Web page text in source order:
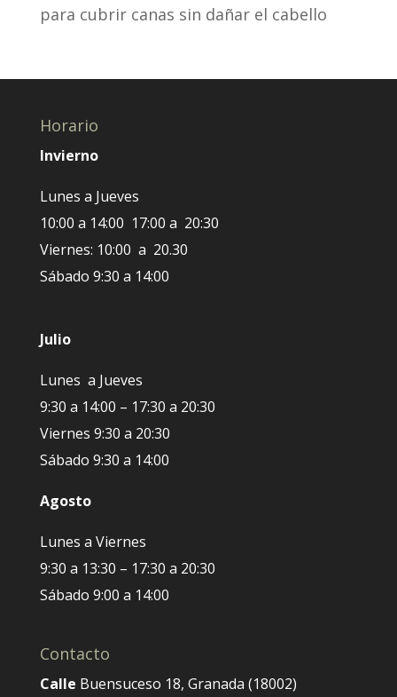
para cubrir canas sin dañar el cabello
Horario
Invierno
Lunes a Jueves
10:00 a 14:00 17:00 a 20:30
Viernes: 10:00 a 20.30
Sábado 9:30 a 14:00
Julio
Lunes a Jueves
9:30 a 14:00 – 17:30 a 20:30
Viernes 9:30 a 20:30
Sábado 9:30 a 14:00
Agosto
Lunes a Viernes
9:30 a 13:30 – 17:30 a 20:30
Sábado 9:00 a 14:00
Contacto
Calle Buensuceso 18, Granada (18002)